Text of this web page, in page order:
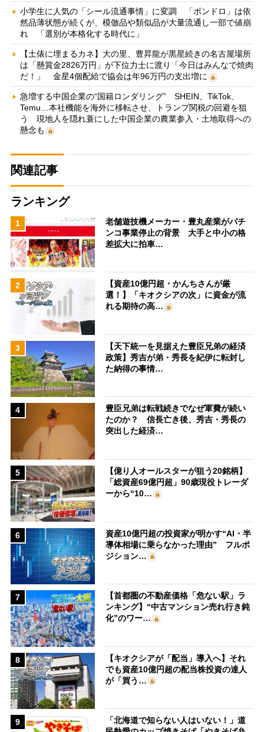
小学生に人気の「シール流通事情」に変調 「ボンドロ」は依
然品薄状態が続くが、模倣品や類似品が大量流通し一部で値崩
れ 「選別が本格化する時代に」
【土俵に埋まるカネ】大の里、豊昇龍が黒星続きの名古屋場所
は「懸賞金2826万円」が下位力士に渡り「今日はみんなで焼肉
だ！」 金星4個配給で協会は年96万円の支出増に
急増する中国企業の“国籍ロンダリング” SHEIN、TikTok、
Temu…本社機能を海外に移転させ、トランプ関税の回避を狙
う 現地人を隠れ蓑にした中国企業の農業参入・土地取得への
懸念も
関連記事
ランキング
1
老舗遊技機メーカー・豊丸産業がパチ
ンコ事業停止の背景 大手と中小の格
差拡大に拍車…
2
【資産10億円超・かんちさんが厳
選！】「キオクシアの次」に資金が流
れる期待の高…
3
【天下統一を見据えた豊臣兄弟の経済
政策】秀吉が弟・秀長を紀伊に転封し
た納得の事情…
4
豊臣兄弟は転戦続きでなぜ軍費が続い
たのか？ 信長亡き後、秀吉・秀長の
突出した経済…
5
【億り人オールスターが狙う20銘柄】
「総資産69億円超」90歳現役トレーダ
ーから“10…
6
資産10億円超の投資家が明かす“AI・半
導体相場に乗らなかった理由” フルポ
ジション…
7
【首都圏の不動産価格「危ない駅」ラ
ンキング】“中古マンション売れ行き鈍
化”のワー…
8
【キオクシアが「配当」導入へ】それ
でも資産10億円超の配当株投資の達人
が「買う…
9
「北海道で知らない人はいない！」道